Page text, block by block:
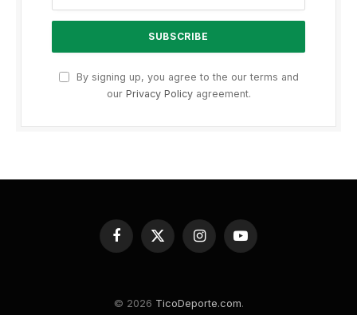
By signing up, you agree to the our terms and
our Privacy Policyagreement.
Facebook
X
(Twitter)
InstagramYouTube
© 2026 TicoDeporte.com.